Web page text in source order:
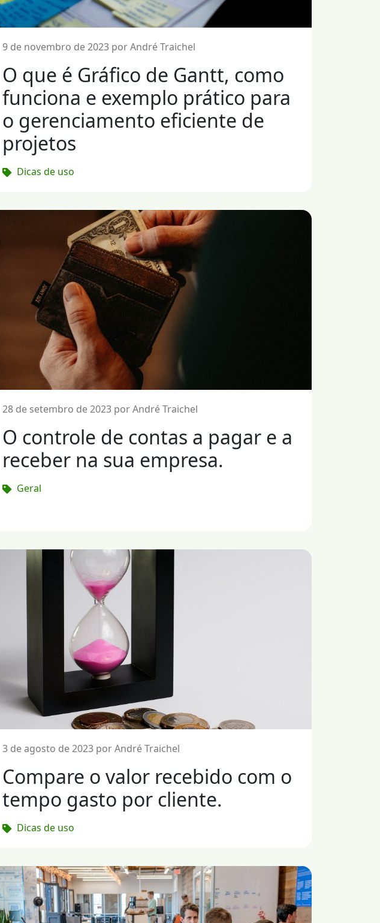
9 de novembro de 2023 por André Traichel
O que é Gráfico de Gantt, como
funciona e exemplo prático para
o gerenciamento eficiente de
projetos
Dicas de uso
28 de setembro de 2023 por André Traichel
O controle de contas a pagar e a
receber na sua empresa.
Geral
3 de agosto de 2023 por André Traichel
Compare o valor recebido com o
tempo gasto por cliente.
Dicas de uso